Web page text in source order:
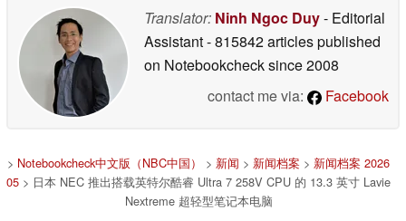
Translator: Ninh Ngoc Duy- Editorial
Assistant- 815842 articles published
on Notebookchecksince 2008
contact me via:
Facebook
> Notebookcheck中文版（NBC中国） > 新闻 > 新闻档案 > 新闻档案 2026
05 > 日本 NEC 推出搭载英特尔酷睿 Ultra 7 258V CPU 的 13.3 英寸 Lavie
Nextreme 超轻型笔记本电脑